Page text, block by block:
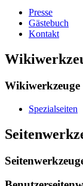
Presse
Gästebuch
Kontakt
Wikiwerkzeuge
Spezialseiten